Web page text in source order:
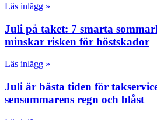
Läs inlägg »
Juli på taket: 7 smarta
minskar risken för höstskador
Läs inlägg »
Juli är bästa tiden för
sensommarens regn och blåst